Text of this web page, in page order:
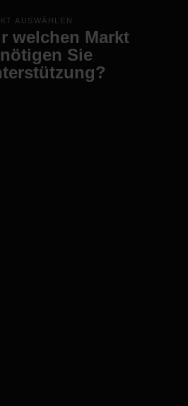
Firma Kontakt
AUSWÄHLEN
welchen Markt
Sie